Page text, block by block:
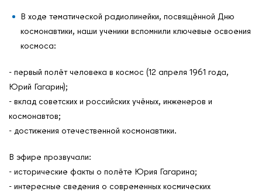
В ходе тематической радиолинейки, посвящённой Дню
космонавтики, наши ученики вспомнили ключевые освоения
космоса:
- первый полёт человека в космос (12 апреля 1961 года,
Юрий Гагарин);
- вклад советских и российских учёных, инженеров и
космонавтов;
- достижения отечественной космонавтики.
В эфире прозвучали:
- исторические факты о полёте Юрия Гагарина;
- интересные сведения о современных космических